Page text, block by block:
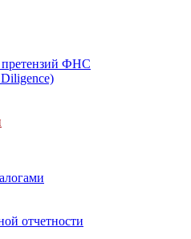
претензий ФНС
отчетности